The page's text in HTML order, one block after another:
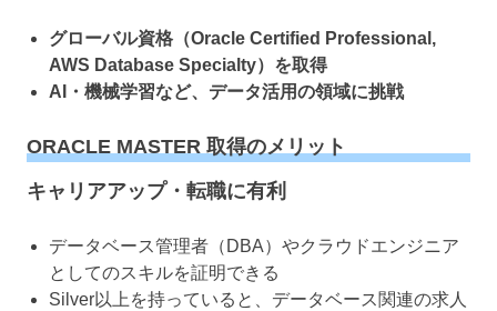
グローバル資格（Oracle Certified Professional,
AWS Database Specialty）を取得
AI・機械学習など、データ活用の領域に挑戦
ORACLE MASTER 取得のメリット
キャリアアップ・転職に有利
データベース管理者（DBA）やクラウドエンジニア
としてのスキルを証明できる
Silver以上を持っていると、データベース関連の求人